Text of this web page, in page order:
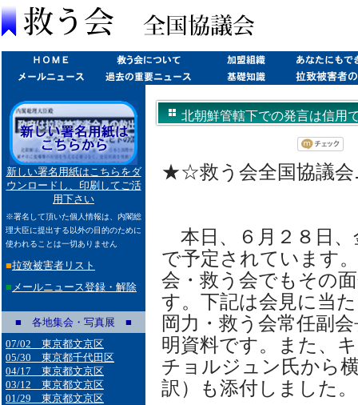
新しい署名用紙はこちらをダ
ウンロードし、印刷してご活
用下さい
※署名して頂いた個人情報は、内閣総
理大臣に提出する以外の目的のために
使われることは一切ありません
■拉致被害者リスト
■ メールニュース登録・解除
■ 各地集会・写真展 ■
07/02 東京都文京区
05/30 東京都千代田区
04/17 東京都文京区
03/12 東京都文京区
01/29 東京都文京区
北朝鮮管轄下での発言は信用
★☆救う会全国協議
本日、６月２８日、
で予定されています
会・救う会でもその
す。下記は会見に当
岡力・救う会常任副
明資料です。また、
チョルジュン氏から
訳）も添付しました。